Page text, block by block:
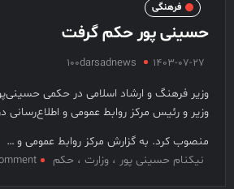
فرهنگی
حسینی پور حکم گرفت
100darsadnews 1403-07-27
وزیر فرهنگ و ارشاد اسلامی در حکمی
وزیر و رئیس مرکز روابط عمومی و اطلاع‌رسانی
منصوب کرد. به گزارش مرکز روابط عمومی و …
نیکنام حسینی پور ، وزارت ، حکم